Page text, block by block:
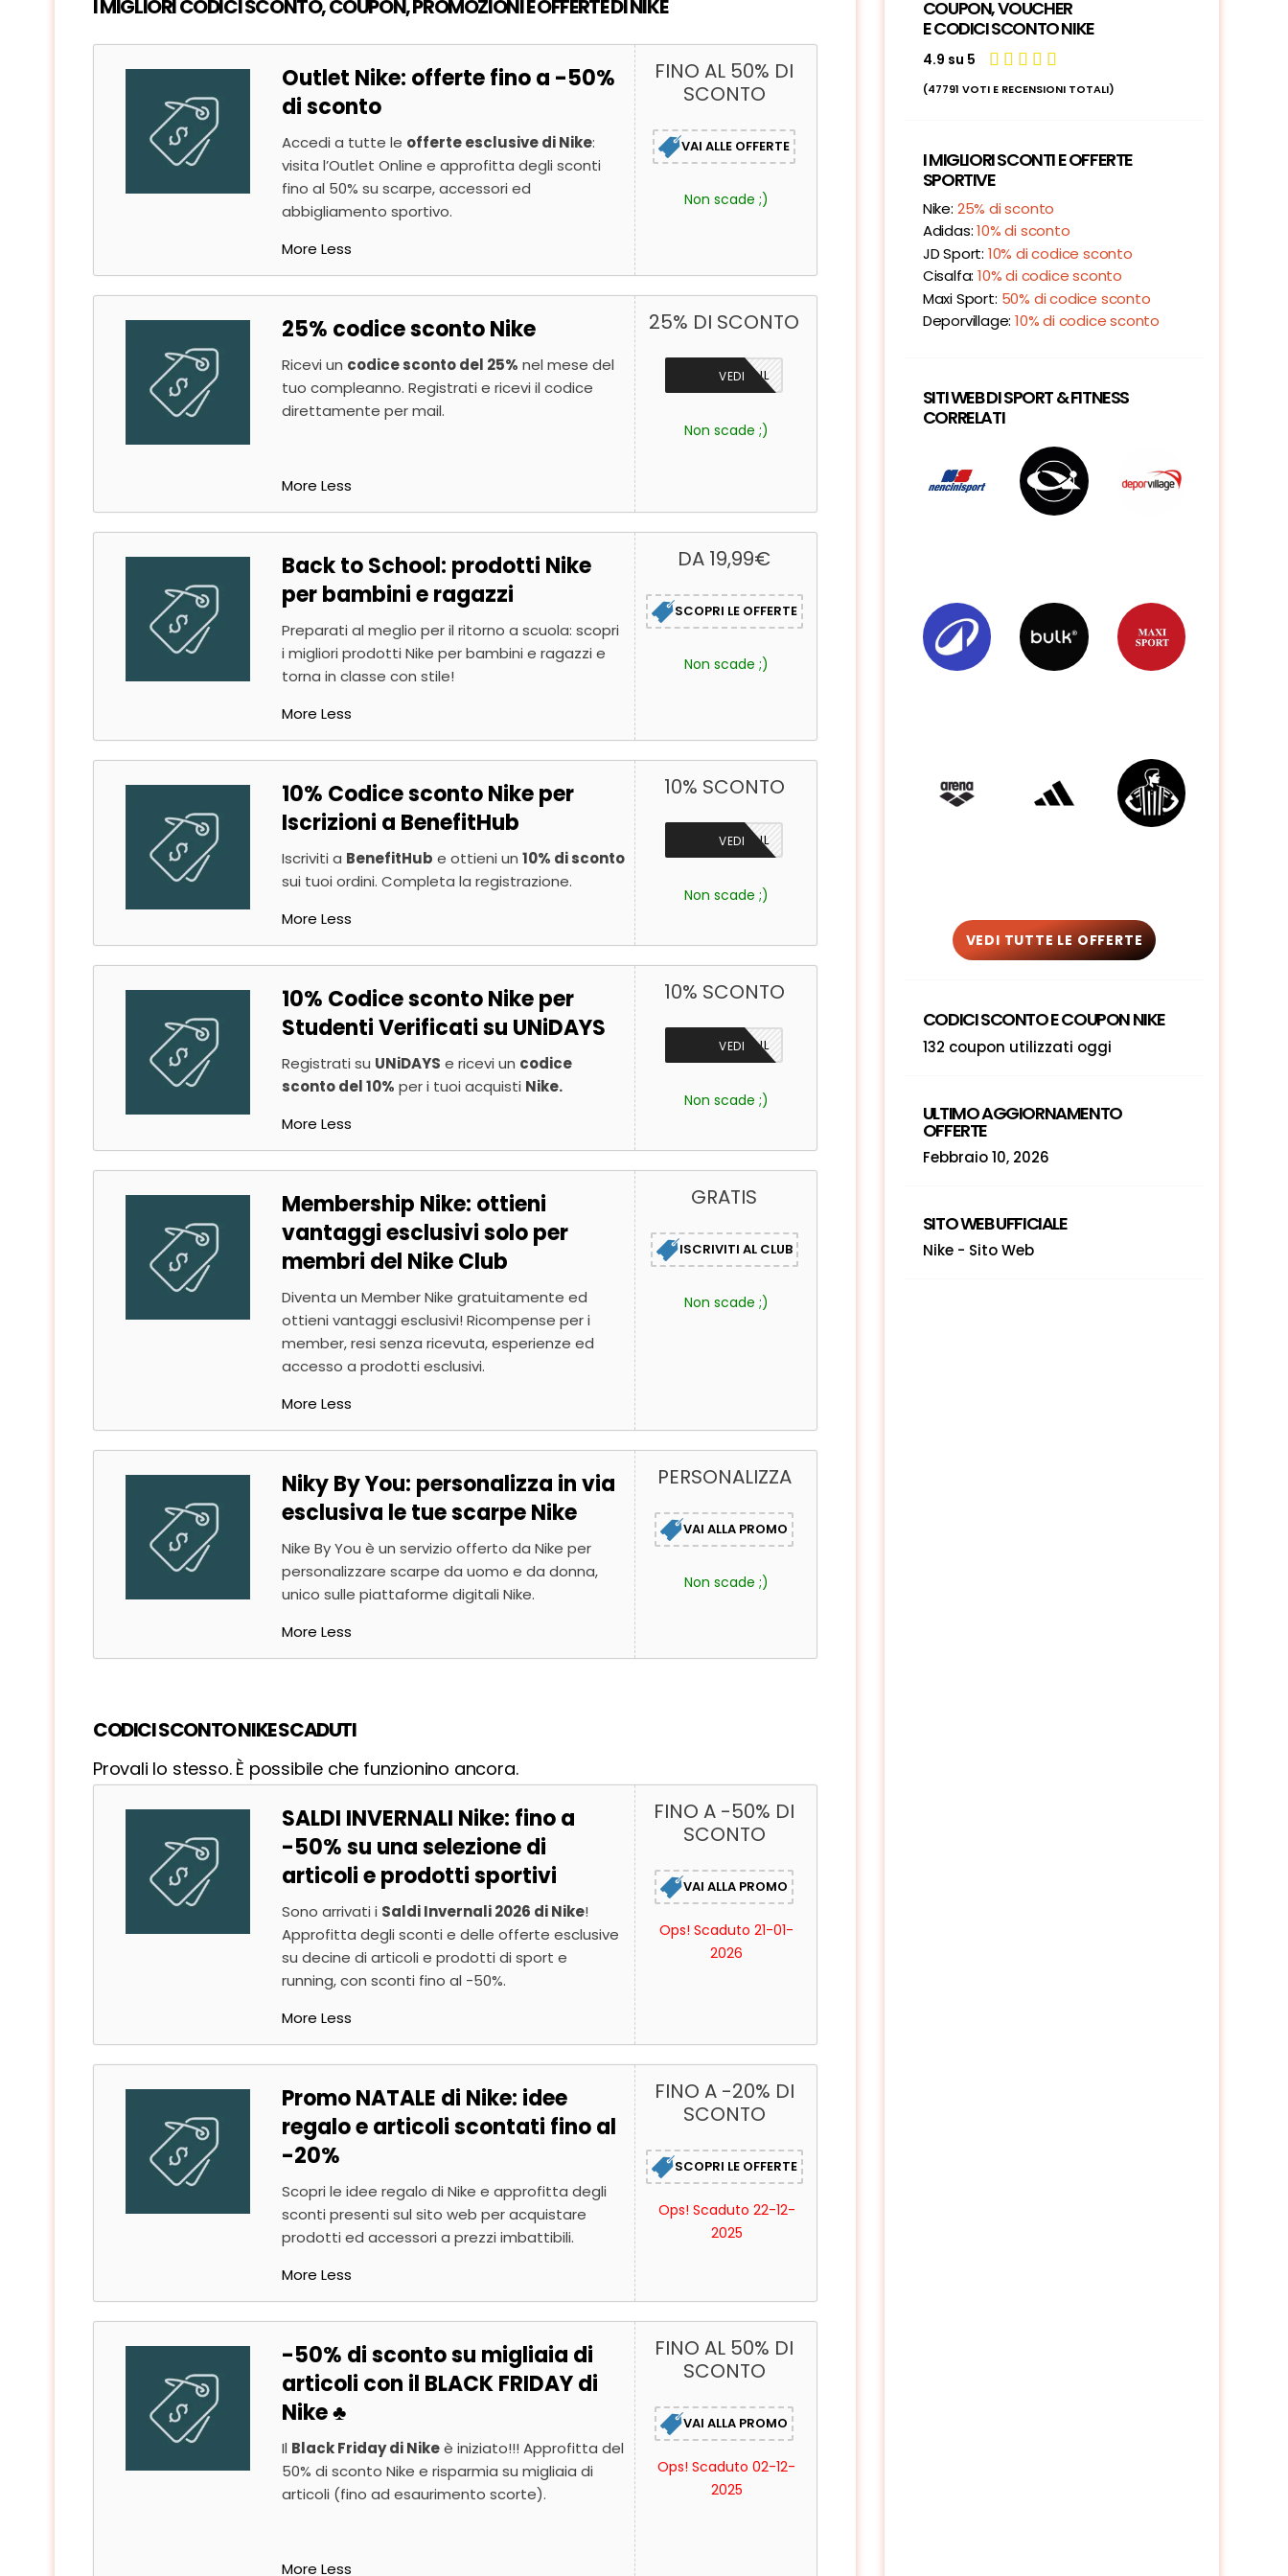
I MIGLIORI CODICI SCONTO, COUPON, PROMOZIONI E OFFERTE DI NIKE
Outlet Nike: offerte fino a -50%
di sconto
Accedi a tutte le offerte esclusive di Nike:
visita l’Outlet Online e approfitta degli sconti
fino al 50% su scarpe, accessori ed
abbigliamento sportivo.
More Less
FINO AL 50% DI
SCONTO
VAI ALLE OFFERTE
Non scade ;)
25% codice sconto Nike
Ricevi un codice sconto del 25% nel mese del
tuo compleanno. Registrati e ricevi il codice
direttamente per mail.
More Less
25% DI SCONTO
TRAMITE MAIL
VEDI
Non scade ;)
Back to School: prodotti Nike
per bambini e ragazzi
Preparati al meglio per il ritorno a scuola: scopri
i migliori prodotti Nike per bambini e ragazzi e
torna in classe con stile!
More Less
DA 19,99€
SCOPRI LE OFFERTE
Non scade ;)
10% Codice sconto Nike per
Iscrizioni a BenefitHub
Iscriviti a BenefitHub e ottieni un 10% di sconto
sui tuoi ordini. Completa la registrazione.
More Less
10% SCONTO
TRAMITE MAIL
VEDI
Non scade ;)
10% Codice sconto Nike per
Studenti Verificati su UNiDAYS
Registrati su UNiDAYS e ricevi un codice
sconto del 10% per i tuoi acquisti Nike.
More Less
10% SCONTO
TRAMITE MAIL
VEDI
Non scade ;)
Membership Nike: ottieni
vantaggi esclusivi solo per
membri del Nike Club
Diventa un Member Nike gratuitamente ed
ottieni vantaggi esclusivi! Ricompense per i
member, resi senza ricevuta, esperienze ed
accesso a prodotti esclusivi.
More Less
GRATIS
ISCRIVITI AL CLUB
Non scade ;)
Niky By You: personalizza in via
esclusiva le tue scarpe Nike
Nike By You è un servizio offerto da Nike per
personalizzare scarpe da uomo e da donna,
unico sulle piattaforme digitali Nike.
More Less
PERSONALIZZA
VAI ALLA PROMO
Non scade ;)
CODICI SCONTO NIKE SCADUTI
Provali lo stesso. È possibile che funzionino ancora.
SALDI INVERNALI Nike: fino a
-50% su una selezione di
articoli e prodotti sportivi
Sono arrivati i Saldi Invernali 2026 di Nike!
Approfitta degli sconti e delle offerte esclusive
su decine di articoli e prodotti di sport e
running, con sconti fino al -50%.
More Less
FINO A -50% DI
SCONTO
VAI ALLA PROMO
Ops! Scaduto 21-01-
2026
Promo NATALE di Nike: idee
regalo e articoli scontati fino al
-20%
Scopri le idee regalo di Nike e approfitta degli
sconti presenti sul sito web per acquistare
prodotti ed accessori a prezzi imbattibili.
More Less
FINO A -20% DI
SCONTO
SCOPRI LE OFFERTE
Ops! Scaduto 22-12-
2025
-50% di sconto su migliaia di
articoli con il BLACK FRIDAY di
Nike ♣️
Il Black Friday di Nikeè iniziato!!! Approfitta del
50% di sconto Nike e risparmia su migliaia di
articoli (fino ad esaurimento scorte).
More Less
FINO AL 50% DI
SCONTO
VAI ALLA PROMO
Ops! Scaduto 02-12-
2025
COUPON, VOUCHER
E CODICI SCONTO NIKE
4.9 su 5     
(47791 VOTI E RECENSIONI TOTALI)
I MIGLIORI SCONTI E OFFERTE
SPORTIVE
Nike: 25% di sconto
Adidas:10% di sconto
JD Sport: 10% di codice sconto
Cisalfa:10% di codice sconto
Maxi Sport: 50% di codice sconto
Deporvillage:10% di codice sconto
SITI WEB DI SPORT & FITNESS
CORRELATI
VEDI TUTTE LE OFFERTE
CODICI SCONTO E COUPON NIKE
132 coupon utilizzati oggi
ULTIMO AGGIORNAMENTO
OFFERTE
Febbraio 10, 2026
SITO WEB UFFICIALE
Nike - Sito Web